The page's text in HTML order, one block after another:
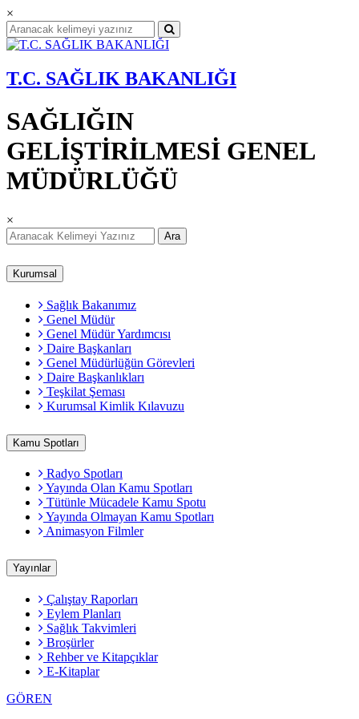
×
T.C. SAĞLIK BAKANLIĞI
SAĞLIĞIN
GELİŞTİRİLMESİ GENEL
MÜDÜRLÜĞÜ
×
Ara
Kurumsal
Sağlık Bakanımız
Genel Müdür
Genel Müdür Yardımcısı
Daire Başkanları
Genel Müdürlüğün Görevleri
Daire Başkanlıkları
Teşkilat Şeması
Kurumsal Kimlik Kılavuzu
Kamu Spotları
Radyo Spotları
Yayında Olan Kamu Spotları
Tütünle Mücadele Kamu Spotu
Yayında Olmayan Kamu Spotları
Animasyon Filmler
Yayınlar
Çalıştay Raporları
Eylem Planları
Sağlık Takvimleri
Broşürler
Rehber ve Kitapçıklar
E-Kitaplar
GÖREN